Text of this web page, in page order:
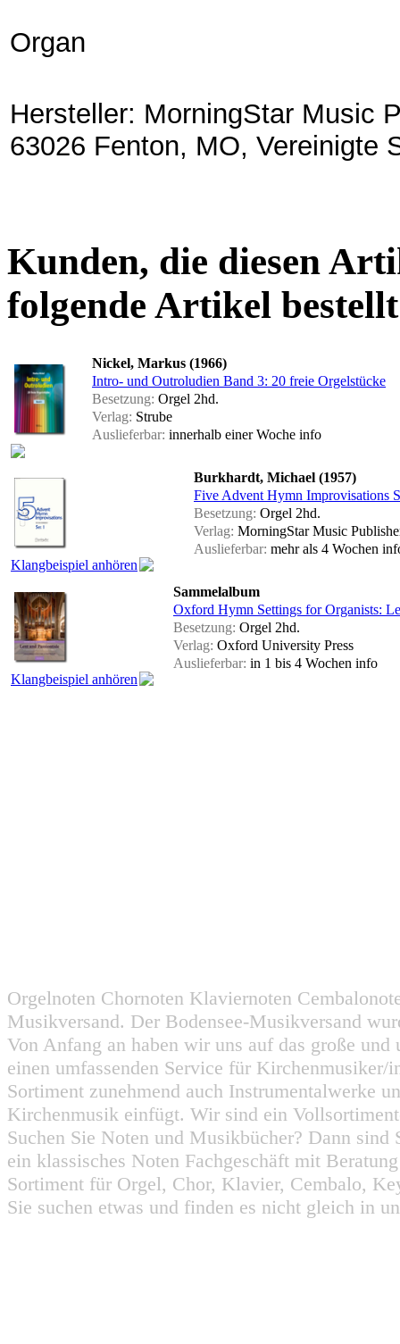
Organ
Hersteller: MorningStar Music
63026 Fenton, MO, Vereinigte
Kunden, die diesen
folgende Artikel
Nickel, Markus (1966)
Intro- und Outroludien Band 3: 20 freie Orgelstücke
Besetzung: Orgel 2hd.
Verlag: Strube
Auslieferbar: innerhalb einer Woche info
Klangbeispiel anhören
Burkhardt, Michael (1957)
Five Advent Hymn Improvisations
Besetzung: Orgel 2hd.
Verlag: MorningStar Music
Auslieferbar: mehr als 4 Wochen
Klangbeispiel anhören
Sammelalbum
Oxford Hymn Settings for Organists:
Besetzung: Orgel 2hd.
Verlag: Oxford University Press
Auslieferbar: in 1 bis 4 Wochen info
Orgelnoten Chornoten Klaviernoten
Musikversand. Der Bodensee-Musikversand
Von Anfang an haben wir uns auf das große
einen umfassenden Service für
Sortiment zunehmend auch Instrumentalwerke
Kirchenmusik einfügt. Wir sind ein
Suchen Sie Noten und Musikbücher? Dann
ein klassisches Noten Fachgeschäft mit
Sortiment für Orgel, Chor, Klavier, Cembalo,
Sie suchen etwas und finden es nicht gleich in